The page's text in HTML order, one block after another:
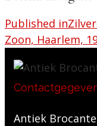
Published in
Zoon, Haarlem,
Antiek Brocante